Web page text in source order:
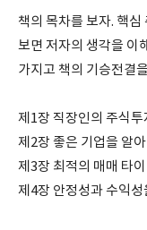
책의 목차를 보자. 핵심
보면 저자의 생각을 이
가지고 책의 기승전결
제1장 직장인의 주식
제2장 좋은 기업을 알
제3장 최적의 매매 타
제4장 안정성과 수익성